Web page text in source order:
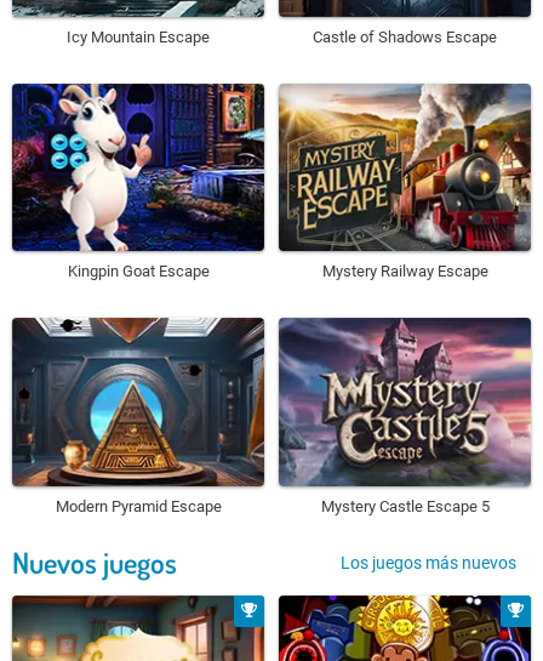
Icy Mountain Escape Castle of Shadows Escape
Kingpin Goat Escape Mystery Railway Escape
Modern Pyramid Escape Mystery Castle Escape 5
Nuevos juegos Los juegos más nuevos